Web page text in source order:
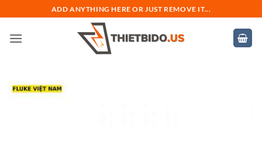
qua
nội
ADD ANYTHING HERE OR JUST REMOVE IT...